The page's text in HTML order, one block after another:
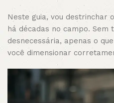
Neste guia, vou destrinchar
há décadas no campo. Sem
desnecessária, apenas o
você dimensionar